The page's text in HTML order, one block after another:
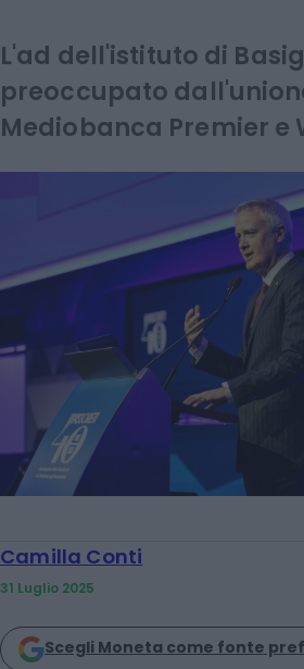
L'ad dell'istituto di
preoccupato
Mediobanca Premier e
Camilla Conti
31 Luglio 2025
Scegli Moneta come fonte